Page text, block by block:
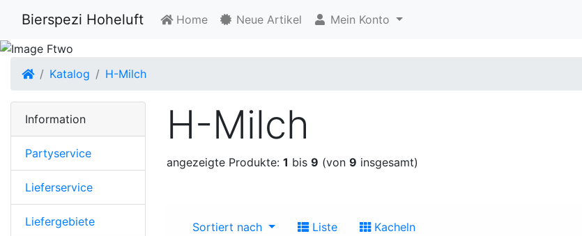
Bierspezi Hoheluft Home Neue Artikel Mein Konto
Startseite
Katalog H-Milch
H-Milch
angezeigte Produkte: 1 bis 9 (von 9 insgesamt)
Sortiert nach Liste Kacheln
Information
Partyservice
Lieferservice
Liefergebiete